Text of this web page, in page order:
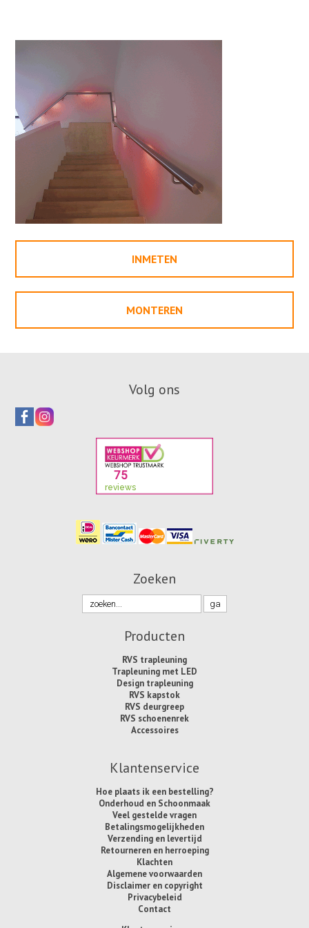
INMETEN
MONTEREN
Volg ons
Zoeken
Producten
RVS trapleuning
Trapleuning met LED
Design trapleuning
RVS kapstok
RVS deurgreep
RVS schoenenrek
Accessoires
Klantenservice
Hoe plaats ik een bestelling?
Onderhoud en Schoonmaak
Veel gestelde vragen
Betalingsmogelijkheden
Verzending en levertijd
Retourneren en herroeping
Klachten
Algemene voorwaarden
Disclaimer en copyright
Privacybeleid
Contact